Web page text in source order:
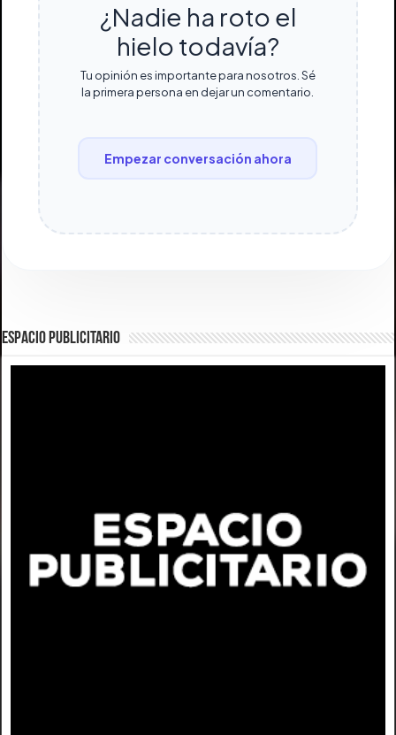
¿Nadie ha roto el
hielo todavía?
Tu opinión es importante para nosotros. Sé
la primera persona en dejar un comentario.
Empezar conversación ahora
ESPACIO PUBLICITARIO